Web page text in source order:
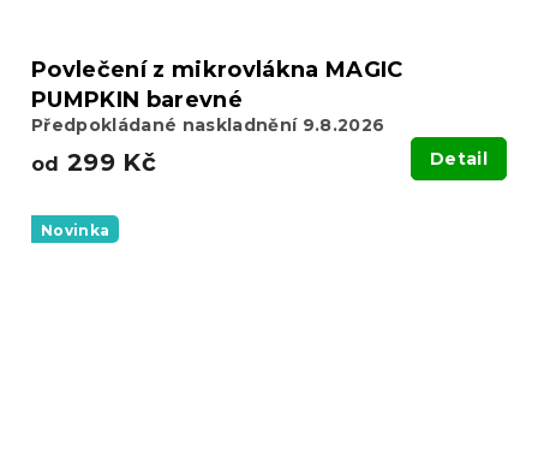
Povlečení z mikrovlákna MAGIC
PUMPKIN barevné
Předpokládané naskladnění 9.8.2026
od 299 Kč Detail
Novinka